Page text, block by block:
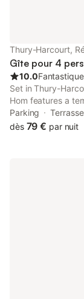
Thury-Harcourt,
Gîte pour 4
10.0Fantastique
Set in Thury-
Hom features a
Caen and offers
is non-smoking
Parking Terrasse
dès 79 € par nuit